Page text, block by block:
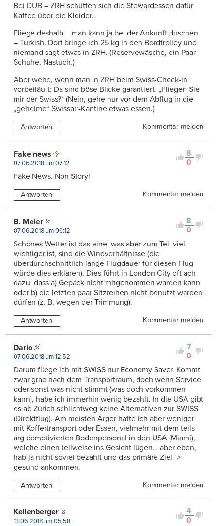
Bei DUB – ZRH schütten sich die Stewardessen dafür
Kaffee über die Kleider…
Fliege deshalb – man kann ja bei der Ankunft duschen
– Turkish. Dort bringe ich 25 kg in den Bordtrolley und
niemand sagt etwas in ZRH. (Reservewäsche, ein Paar
Schuhe, Nastuch.)
Aber wehe, wenn man in ZRH beim Swiss-Check-in
vorbeiläuft: Da sind böse Blicke garantiert. „Fliegen Sie
mir der Swiss?“ (Nein, gehe nur vor dem Abflug in die
„geheime“ Swissair-Kantine etwas essen.)
Antworten Kommentar melden
8
0
Fake news
07.06.2018 um 07:12
Fake News. Non Story!
Antworten Kommentar melden
8
0
B. Meier
07.06.2018 um 06:12
Schönes Wetter ist das eine, was aber zum Teil viel
wichtiger ist, sind die Windverhältnisse (die
überdurchschnittlich lange Flugdauer für diesen Flug
würde dies erklären). Dies führt in London City oft ach
dazu, dass a) Gepäck nicht mitgenommen warden kann,
oder b) die letzten paar Sitzreihen nicht benutzt warden
dürfen (z. B. wegen der Trimmung).
Antworten Kommentar melden
7
0
Dario
07.06.2018 um 12:52
Darum fliege ich mit SWISS nur Economy Saver. Kommt
zwar grad nach dem Transportraum, doch wenn Service
oder sonst was nicht stimmt (was doch vorkommen
kann), habe ich immerhin wenig bezahlt. In die USA gibt
es ab Zürich schlichtweg keine Alternativen zur SWISS
(Direktflug). Am meisten Ärger hatte ich aber weniger
mit Koffertransport oder Essen, vielmehr mit dem teils
arg demotivierten Bodenpersonal in den USA (Miami),
welche einen teilweise ins Gesicht lügen… aber eben,
hab ja nicht soviel bezahlt und das primäre Ziel ->
gesund ankommen.
Antworten Kommentar melden
4
0
Kellenberger
13.06.2018 um 05:58